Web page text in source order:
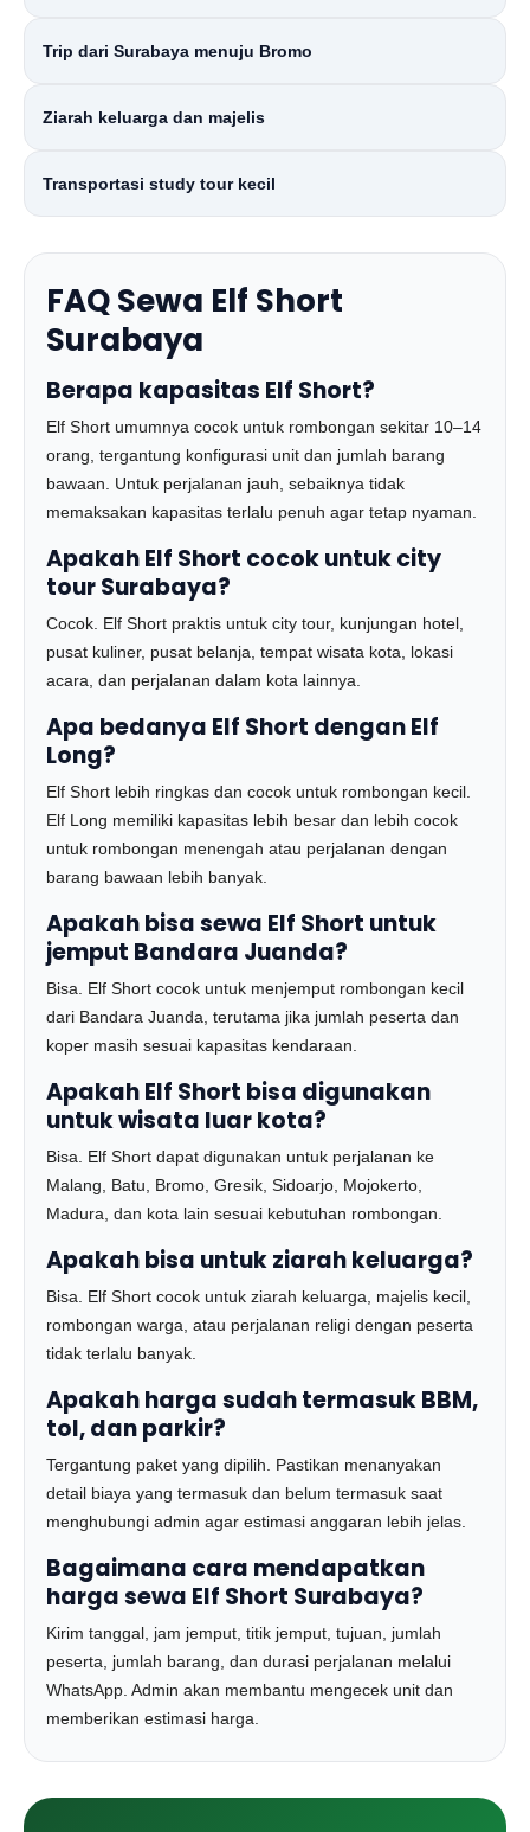
Trip dari Surabaya menuju Bromo
Ziarah keluarga dan majelis
Transportasi study tour kecil
FAQ Sewa Elf Short
Surabaya
Berapa kapasitas Elf Short?
Elf Short umumnya cocok untuk rombongan sekitar 10–14
orang, tergantung konfigurasi unit dan jumlah barang
bawaan. Untuk perjalanan jauh, sebaiknya tidak
memaksakan kapasitas terlalu penuh agar tetap nyaman.
Apakah Elf Short cocok untuk city
tour Surabaya?
Cocok. Elf Short praktis untuk city tour, kunjungan hotel,
pusat kuliner, pusat belanja, tempat wisata kota, lokasi
acara, dan perjalanan dalam kota lainnya.
Apa bedanya Elf Short dengan Elf
Long?
Elf Short lebih ringkas dan cocok untuk rombongan kecil.
Elf Long memiliki kapasitas lebih besar dan lebih cocok
untuk rombongan menengah atau perjalanan dengan
barang bawaan lebih banyak.
Apakah bisa sewa Elf Short untuk
jemput Bandara Juanda?
Bisa. Elf Short cocok untuk menjemput rombongan kecil
dari Bandara Juanda, terutama jika jumlah peserta dan
koper masih sesuai kapasitas kendaraan.
Apakah Elf Short bisa digunakan
untuk wisata luar kota?
Bisa. Elf Short dapat digunakan untuk perjalanan ke
Malang, Batu, Bromo, Gresik, Sidoarjo, Mojokerto,
Madura, dan kota lain sesuai kebutuhan rombongan.
Apakah bisa untuk ziarah keluarga?
Bisa. Elf Short cocok untuk ziarah keluarga, majelis kecil,
rombongan warga, atau perjalanan religi dengan peserta
tidak terlalu banyak.
Apakah harga sudah termasuk BBM,
tol, dan parkir?
Tergantung paket yang dipilih. Pastikan menanyakan
detail biaya yang termasuk dan belum termasuk saat
menghubungi admin agar estimasi anggaran lebih jelas.
Bagaimana cara mendapatkan
harga sewa Elf Short Surabaya?
Kirim tanggal, jam jemput, titik jemput, tujuan, jumlah
peserta, jumlah barang, dan durasi perjalanan melalui
WhatsApp. Admin akan membantu mengecek unit dan
memberikan estimasi harga.